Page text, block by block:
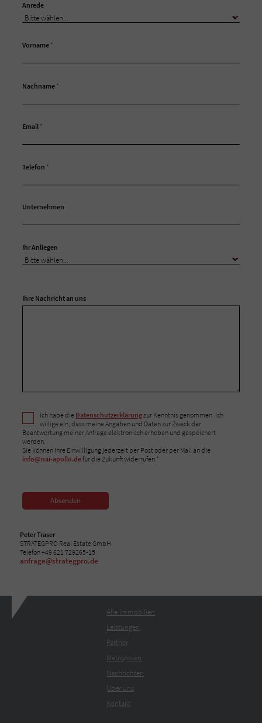
Anrede
Vorname *
Nachname *
Email *
Telefon *
Unternehmen
Ihr Anliegen
Ihre Nachricht an uns
Ich habe die Datenschutzerklärungzur Kenntnis genommen. Ich
willige ein, dass meine Angaben und Daten zur Zweck der
Beantwortung meiner Anfrage elektronisch erhoben und gespeichert
werden.
Sie können Ihre Einwilligung jederzeit per Post oder per Mail an die
info@nai-apollo.defür die Zukunft widerrufen.*
Absenden
Peter Traser
STRATEGPRO Real Estate GmbH
Telefon +49 621 729265-15
anfrage@strategpro.de
Alle Immobilien
Leistungen
Partner
Metropolen
Nachrichten
Über uns
Kontakt